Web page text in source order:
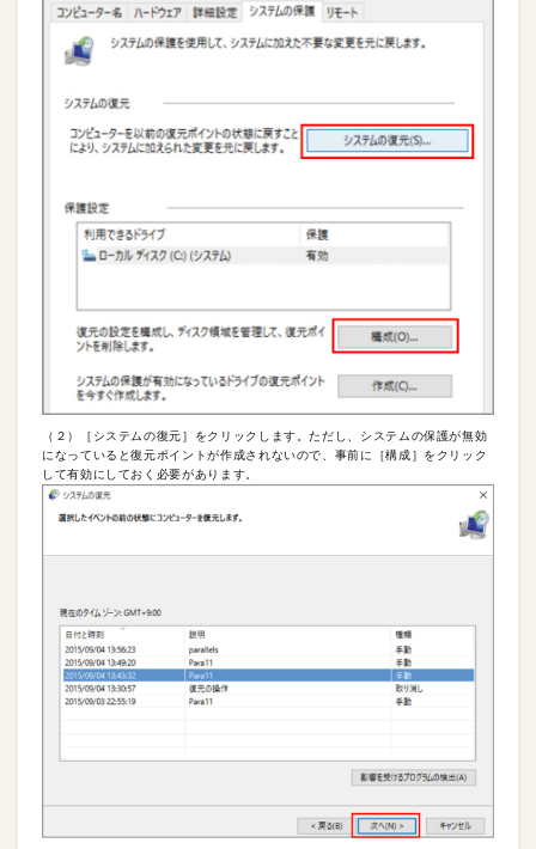
（２）［システムの復元］をクリックします。ただし、システムの保護が無効
になっていると復元ポイントが作成されないので、事前に［構成］をクリック
して有効にしておく必要があります。